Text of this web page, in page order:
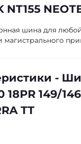
NT155
шина для
магистрального
-
18PR 149/
TT